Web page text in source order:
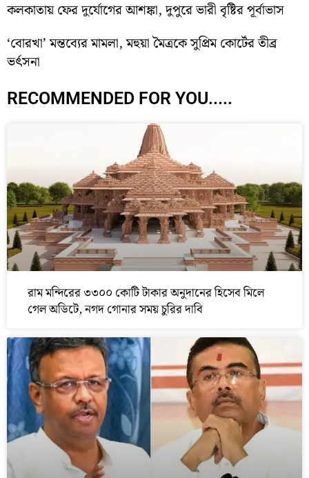
কলকাতায় ফের দুর্যোগের আশঙ্কা, দুপুরে ভারী বৃষ্টির পূর্বাভাস
‘বোরখা’ মন্তব্যের মামলা, মহুয়া মৈত্রকে সুপ্রিম কোর্টের তীব্র
ভর্ৎসনা
RECOMMENDED FOR YOU.....
রাম মন্দিরের ৩৩০০ কোটি টাকার অনুদানের হিসেব মিলে
গেল অডিটে, নগদ গোনার সময় চুরির দাবি